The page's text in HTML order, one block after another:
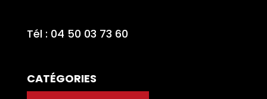
Tél : 04 50 03 73 60
CATÉGORIES